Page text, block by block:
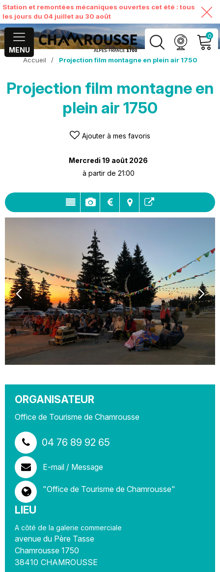
Station et remontées mécaniques ouvertes cet été : tous
les jours du 04 juillet au 30 août
MENU
0
MON COMPTE
VOIR MON PANIER
Accueil / Projection film montagne en plein air 1750
Projection film montagne en
plein air 1750
Ajouter à mes favoris
Mercredi 19 août 2026
à partir de 21:00
ORGANISATEUR
Office de Tourisme de Chamrousse
04 76 89 92 65
E-mail / Message
"Office de Tourisme de Chamrousse"
LIEU
A côté de la galerie commerciale
avenue du Père Tasse
Chamrousse 1750
38410 CHAMROUSSE